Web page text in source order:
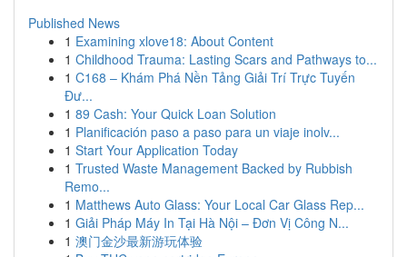
Published News
1 Examining xlove18: About Content
1 Childhood Trauma: Lasting Scars and Pathways to...
1 C168 – Khám Phá Nền Tảng Giải Trí Trực Tuyến
Đư...
1 89 Cash: Your Quick Loan Solution
1 Planificación paso a paso para un viaje inolv...
1 Start Your Application Today
1 Trusted Waste Management Backed by Rubbish
Remo...
1 Matthews Auto Glass: Your Local Car Glass Rep...
1 Giải Pháp Máy In Tại Hà Nội – Đơn Vị Công N...
1 澳门金沙最新游玩体验